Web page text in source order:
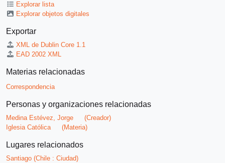
Explorar lista
Explorar objetos digitales
Exportar
XML de Dublin Core 1.1
EAD 2002 XML
Materias relacionadas
Correspondencia
Personas y organizaciones relacionadas
Medina Estévez, Jorge
(Creador)
Iglesia Católica
(Materia)
Lugares relacionados
Santiago (Chile : Ciudad)